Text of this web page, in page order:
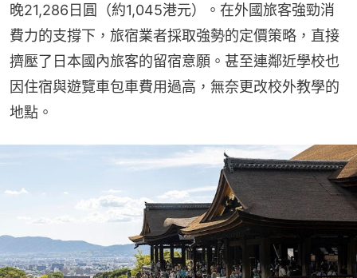
晚21,286日圓（約1,045港元）。在外國旅客強勁消
費力的支撐下，旅宿業者採取強勢的定價策略，直接
擠壓了日本國內旅客的留宿意願。甚至連鄰近學校也
因住宿與遊覽車包車費用過高，無奈更改校外教學的
地點。